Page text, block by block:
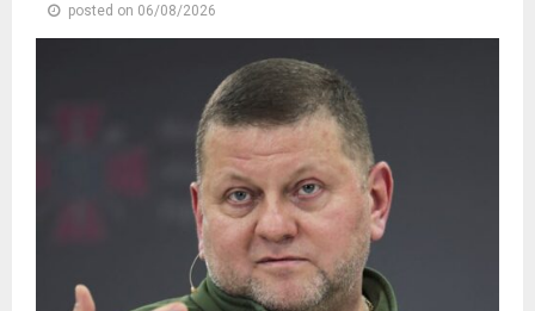
posted on 06/08/2026